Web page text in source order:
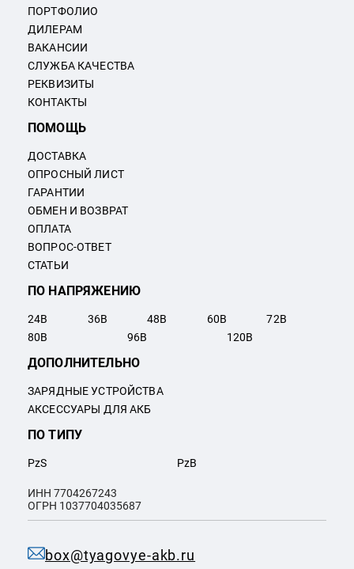
box@tyagovye-akb.ru
ПОРТФОЛИО
ДИЛЕРАМ
ВАКАНСИИ
СЛУЖБА КАЧЕСТВА
РЕКВИЗИТЫ
КОНТАКТЫ
ПОМОЩЬ
ДОСТАВКА
ОПРОСНЫЙ ЛИСТ
ГАРАНТИИ
ОБМЕН И ВОЗВРАТ
ОПЛАТА
ВОПРОС-ОТВЕТ
СТАТЬИ
ПО НАПРЯЖЕНИЮ
24В 36В 48В 60В 72В
80В 96В 120В
ПО ТИПУ
PzS PzB
ДОПОЛНИТЕЛЬНО
ЗАРЯДНЫЕ УСТРОЙСТВА
АКСЕССУАРЫ ДЛЯ АКБ
ИНН 7704267243
ОГРН 1037704035687